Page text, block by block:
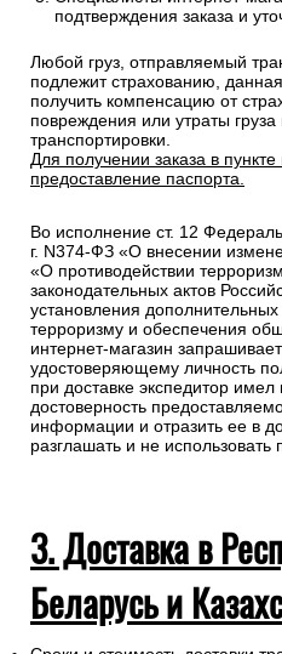
подтверждения заказа и
Любой груз, отправляемый
подлежит страхованию,
получить компенсацию от
повреждения или утраты груза
транспортировки.
Для получении заказа в
предоставление паспорта.
Во исполнение ст. 12
г. N374-ФЗ «О внесении
«О противодействии
законодательных актов
установления
терроризму и обеспечения
интернет-магазин
удостоверяющему личность
при доставке экспедитор
достоверность
информации и отразить ее в
разглашать и не
3. Доставка в
Беларусь и